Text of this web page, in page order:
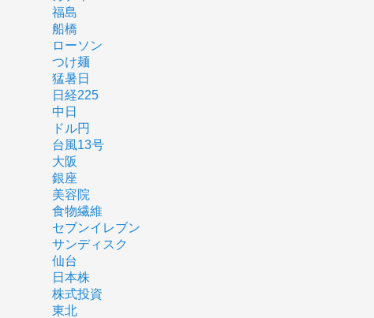
福島
船橋
ローソン
つけ麺
猛暑日
日経225
中日
ドル円
台風13号
大阪
銀座
美容院
食物繊維
セブンイレブン
サンディスク
仙台
日本株
株式投資
東北